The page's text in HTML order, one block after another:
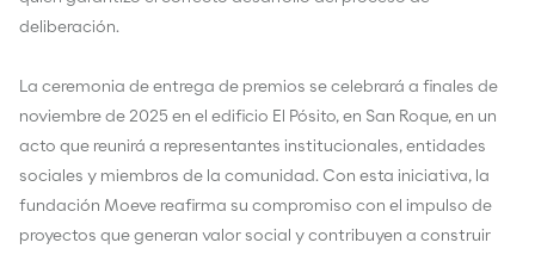
deliberación.
La ceremonia de entrega de premios se celebrará a finales de
noviembre de 2025 en el edificio El Pósito, en San Roque, en un
acto que reunirá a representantes institucionales, entidades
sociales y miembros de la comunidad. Con esta iniciativa, la
fundación Moeve reafirma su compromiso con el impulso de
proyectos que generan valor social y contribuyen a construir